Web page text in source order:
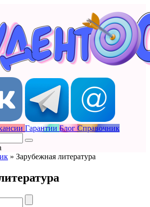
Гарантии Блог Справочник
» Зарубежная литература